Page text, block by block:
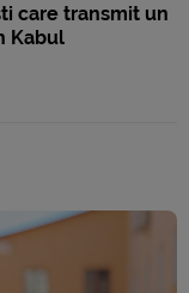
care transmit un
Kabul